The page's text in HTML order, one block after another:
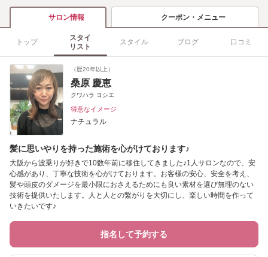
サロン情報 クーポン・メニュー
トップ
スタイ
リスト
スタイル ブログ 口コミ
（歴20年以上）
桑原 慶恵
クワハラ ヨシエ
得意なイメージ
ナチュラル
髪に思いやりを持った施術を心がけております♪
大阪から波乗りが好きで10数年前に移住してきました♪1人サロンなので、安
心感があり、丁寧な技術を心がけております。お客様の安心、安全を考え、
髪や頭皮のダメージを最小限におさえるためにも良い素材を選び無理のない
技術を提供いたします。人と人との繋がりを大切にし、楽しい時間を作って
いきたいです♪
指名して予約する